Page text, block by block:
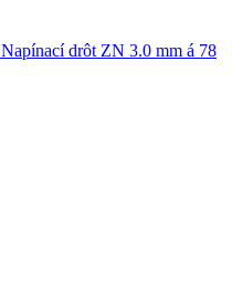
Napínací drôt ZN 3.0 mm á 78